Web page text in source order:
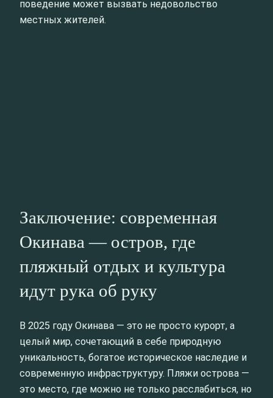
поведение может вызвать недовольство
местных жителей.
Заключение: современная
Окинава — остров, где
пляжный отдых и культура
идут рука об руку
В 2025 году Окинава — это не просто курорт, а
целый мир, сочетающий в себе природную
уникальность, богатое историческое наследие и
современную инфраструктуру. Пляжи острова —
это место, где можно не только расслабиться, но